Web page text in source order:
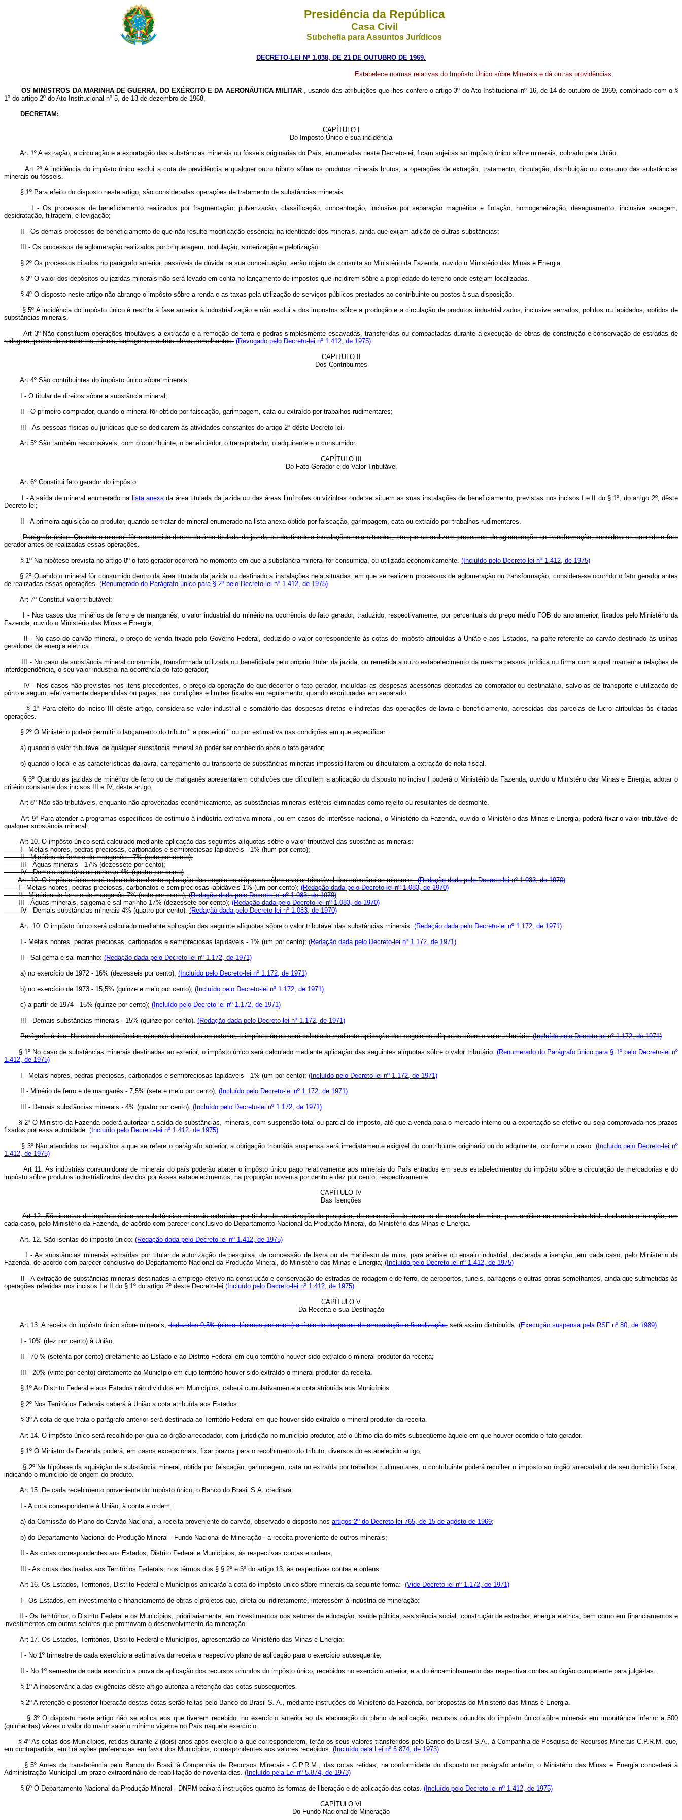
Presidência da República
Casa Civil
Subchefia para Assuntos Jurídicos
DECRETO-LEI Nº 1.038, DE 21 DE OUTUBRO DE 1969.
Estabelece normas relativas do Impôsto Único sôbre Minerais e dá outras providências.
OS MINISTROS DA MARINHA DE GUERRA, DO EXÉRCITO E DA AERONÁUTICA MILITAR, usando das atribuições que lhes confere o artigo 3º do Ato Institucional nº 16, de 14 de outubro de 1969, combinado com o §
1º do artigo 2º do Ato Institucional nº 5, de 13 de dezembro de 1968,
DECRETAM:
CAPÍTULO I
Do Imposto Único e sua incidência
Art 1º A extração, a circulação e a exportação das substâncias minerais ou fósseis originarias do País, enumeradas neste Decreto-lei, ficam sujeitas ao impôsto único sôbre minerais, cobrado pela União.
Art 2º A incidência do impôsto único exclui a cota de previdência e qualquer outro tributo sôbre os produtos minerais brutos, a operações de extração, tratamento, circulação, distribuição ou consumo das substâncias
minerais ou fósseis.
§ 1º Para efeito do disposto neste artigo, são consideradas operações de tratamento de substâncias minerais:
I - Os processos de beneficiamento realizados por fragmentação, pulverizacão, classificação, concentração, inclusive por separação magnética e flotação, homogeneização, desaguamento, inclusive secagem,
desidratação, filtragem, e levigação;
II - Os demais processos de beneficiamento de que não resulte modificação essencial na identidade dos minerais, ainda que exijam adição de outras substâncias;
III - Os processos de aglomeração realizados por briquetagem, nodulação, sinterização e pelotização.
§ 2º Os processos citados no parágrafo anterior, passíveis de dúvida na sua conceituação, serão objeto de consulta ao Ministério da Fazenda, ouvido o Ministério das Minas e Energia.
§ 3º O valor dos depósitos ou jazidas minerais não será levado em conta no lançamento de impostos que incidirem sôbre a propriedade do terreno onde estejam localizadas.
§ 4º O disposto neste artigo não abrange o impôsto sôbre a renda e as taxas pela utilização de serviços públicos prestados ao contribuinte ou postos à sua disposição.
§ 5º A incidência do impôsto único é restrita à fase anterior à industrialização e não exclui a dos impostos sôbre a produção e a circulação de produtos industrializados, inclusive serrados, polidos ou lapidados, obtidos de
substâncias minerais.
Art 3º Não constituem operações tributáveis a extração e a remoção de terra e pedras simplesmente escavadas, transferidas ou compactadas durante a execução de obras de construção e conservação de estradas de
rodagem, pistas de aeroportos, túneis, barragens e outras obras semelhantes. (Revogado pelo Decreto-lei nº 1.412, de 1975)
CAPíTULO II
Dos Contribuintes
Art 4º São contribuintes do impôsto único sôbre minerais:
I - O titular de direitos sôbre a substância mineral;
II - O primeiro comprador, quando o mineral fôr obtido por faiscação, garimpagem, cata ou extraído por trabalhos rudimentares;
III - As pessoas físicas ou jurídicas que se dedicarem às atividades constantes do artigo 2º dêste Decreto-lei.
Art 5º São também responsáveis, com o contribuinte, o beneficiador, o transportador, o adquirente e o consumidor.
CAPÍTULO III
Do Fato Gerador e do Valor Tributável
Art 6º Constitui fato gerador do impôsto:
I - A saída de mineral enumerado na lista anexada área titulada da jazida ou das áreas limítrofes ou vizinhas onde se situem as suas instalações de beneficiamento, previstas nos incisos I e II do § 1º, do artigo 2º, dêste
Decreto-lei;
II - A primeira aquisição ao produtor, quando se tratar de mineral enumerado na lista anexa obtido por faiscação, garimpagem, cata ou extraído por trabalhos rudimentares.
Parágrafo único. Quando o mineral fôr consumido dentro da área titulada da jazida ou destinado a instalações nela situadas, em que se realizem processos de aglomeração ou transformação, considera-se ocorrido o fato
gerador antes de realizadas essas operações.
§ 1º Na hipótese prevista no artigo 8º o fato gerador ocorrerá no momento em que a substância mineral for consumida, ou utilizada economicamente. (Incluído pelo Decreto-lei nº 1.412, de 1975)
§ 2º Quando o mineral fôr consumido dentro da área titulada da jazida ou destinado a instalações nela situadas, em que se realizem processos de aglomeração ou transformação, considera-se ocorrido o fato gerador antes
de realizadas essas operações. (Renumerado do Parágrafo único para § 2º pelo Decreto-lei nº 1.412, de 1975)
Art 7º Constituí valor tributável:
I - Nos casos dos minérios de ferro e de manganês, o valor industrial do minério na ocorrência do fato gerador, traduzido, respectivamente, por percentuais do preço médio FOB do ano anterior, fixados pelo Ministério da
Fazenda, ouvido o Ministério das Minas e Energia;
II - No caso do carvão mineral, o preço de venda fixado pelo Govêrno Federal, deduzido o valor correspondente às cotas do impôsto atribuídas à União e aos Estados, na parte referente ao carvão destinado às usinas
geradoras de energia elétrica.
III - No caso de substância mineral consumida, transformada utilizada ou beneficiada pelo próprio titular da jazida, ou remetida a outro estabelecimento da mesma pessoa jurídica ou firma com a qual mantenha relações de
interdependência, o seu valor industrial na ocorrência do fato gerador;
IV - Nos casos não previstos nos itens precedentes, o preço da operação de que decorrer o fato gerador, incluídas as despesas acessórias debitadas ao comprador ou destinatário, salvo as de transporte e utilização de
pôrto e seguro, efetivamente despendidas ou pagas, nas condições e limites fixados em regulamento, quando escrituradas em separado.
§ 1º Para efeito do inciso III dêste artigo, considera-se valor industrial e somatório das despesas diretas e indiretas das operações de lavra e beneficiamento, acrescidas das parcelas de lucro atribuídas às citadas
operações.
§ 2º O Ministério poderá permitir o lançamento do tributo " a posteriori " ou por estimativa nas condições em que especificar:
a) quando o valor tributável de qualquer substância mineral só poder ser conhecido após o fato gerador;
b) quando o local e as características da lavra, carregamento ou transporte de substâncias minerais impossibilitarem ou dificultarem a extração de nota fiscal.
§ 3º Quando as jazidas de minérios de ferro ou de manganês apresentarem condições que dificultem a aplicação do disposto no inciso I poderá o Ministério da Fazenda, ouvido o Ministério das Minas e Energia, adotar o
critério constante dos incisos III e IV, dêste artigo.
Art 8º Não são tributáveis, enquanto não aproveitadas econômicamente, as substâncias minerais estéreis eliminadas como rejeito ou resultantes de desmonte.
Art 9º Para atender a programas específicos de estimulo à indústria extrativa mineral, ou em casos de interêsse nacional, o Ministério da Fazenda, ouvido o Ministério das Minas e Energia, poderá fixar o valor tributável de
qualquer substância mineral.
Art 10. O impôsto único será calculado mediante aplicação das seguintes alíquotas sôbre o valor tributável das substâncias minerais:
I - Metais nobres, pedras preciosas, carbonados e semipreciosas lapidáveis - 1% (hum por cento);
II - Minérios de ferro e de manganês - 7% (sete por cento);
III - Águas minerais - 17% (dezessete por cento);
IV - Demais substâncias mineras 4% (quatro por cento)
Art. 10. O impôsto único será calculado mediante aplicação das seguintes alíquotas sôbre o valor tributável das substâncias minerais:(Redação dada pelo Decreto-lei nº 1.083, de 1970)
I - Metais nobres, pedras preciosas, carbonatos e semipreciosas lapidáveis 1% (um por cento);(Redação dada pelo Decreto-lei nº 1.083, de 1970)
II - Minérios de ferro e de manganês 7% (sete por cento);(Redação dada pelo Decreto-lei nº 1.083, de 1970)
III - Águas minerais, salgema e sal marinho 17% (dezessete por cento);(Redação dada pelo Decreto-lei nº 1.083, de 1970)
IV - Demais substâncias minerais 4% (quatro por cento).(Redação dada pelo Decreto-lei nº 1.083, de 1970)
Art. 10. O impôsto único será calculado mediante aplicação das seguinte alíquotas sôbre o valor tributável das substâncias minerais: (Redação dada pelo Decreto-lei nº 1.172, de 1971)
I - Metais nobres, pedras preciosas, carbonados e semipreciosas lapidáveis - 1% (um por cento); (Redação dada pelo Decreto-lei nº 1.172, de 1971)
II - Sal-gema e sal-marinho: (Redação dada pelo Decreto-lei nº 1.172, de 1971)
a) no exercício de 1972 - 16% (dezesseis por cento); (Incluído pelo Decreto-lei nº 1.172, de 1971)
b) no exercício de 1973 - 15,5% (quinze e meio por cento); (Incluído pelo Decreto-lei nº 1.172, de 1971)
c) a partir de 1974 - 15% (quinze por cento); (Incluído pelo Decreto-lei nº 1.172, de 1971)
III - Demais substâncias minerais - 15% (quinze por cento). (Redação dada pelo Decreto-lei nº 1.172, de 1971)
Parágrafo único. No caso de substâncias minerais destinadas ao exterior, o impôsto único será calculado mediante aplicação das seguintes alíquotas sôbre o valor tributário:(Incluído pelo Decreto-lei nº 1.172, de 1971)
§ 1º No caso de substâncias minerais destinadas ao exterior, o impôsto único será calculado mediante aplicação das seguintes alíquotas sôbre o valor tributário: (Renumerado do Parágrafo único para § 1º pelo Decreto-lei nº
1.412, de 1975)
I - Metais nobres, pedras preciosas, carbonados e semipreciosas lapidáveis - 1% (um por cento); (Incluído pelo Decreto-lei nº 1.172, de 1971)
II - Minério de ferro e de manganês - 7,5% (sete e meio por cento); (Incluído pelo Decreto-lei nº 1.172, de 1971)
III - Demais substâncias minerais - 4% (quatro por cento). (Incluído pelo Decreto-lei nº 1.172, de 1971)
§ 2º O Ministro da Fazenda poderá autorizar a saída de substâncias, minerais, com suspensão total ou parcial do imposto, até que a venda para o mercado interno ou a exportação se efetive ou seja comprovada nos prazos
fixados por essa autoridade. (Incluído pelo Decreto-lei nº 1.412, de 1975)
§ 3º Não atendidos os requisitos a que se refere o parágrafo anterior, a obrigação tributária suspensa será imediatamente exigível do contribuinte originário ou do adquirente, conforme o caso. (Incluído pelo Decreto-lei nº
1.412, de 1975)
Art 11. As indústrias consumidoras de minerais do país poderão abater o impôsto único pago relativamente aos minerais do País entrados em seus estabelecimentos do impôsto sôbre a circulação de mercadorias e do
impôsto sôbre produtos industrializados devidos por êsses estabelecimentos, na proporção noventa por cento e dez por cento, respectivamente.
CAPÍTULO IV
Das Isenções
Art 12. São isentas do impôsto único as substâncias minerais extraídas por titular de autorização de pesquisa, de concessão de lavra ou de manifesto de mina, para análise ou ensaio industrial, declarada a isenção, em
cada caso, pelo Ministério da Fazenda, de acôrdo com parecer conclusivo do Departamento Nacional da Produção Mineral, do Ministério das Minas e Energia.
Art. 12. São isentas do imposto único: (Redação dada pelo Decreto-lei nº 1.412, de 1975)
I - As substâncias minerais extraídas por titular de autorização de pesquisa, de concessão de lavra ou de manifesto de mina, para análise ou ensaio industrial, declarada a isenção, em cada caso, pelo Ministério da
Fazenda, de acordo com parecer conclusivo do Departamento Nacional da Produção Mineral, do Ministério das Minas e Energia; (Incluído pelo Decreto-lei nº 1.412, de 1975)
II - A extração de substâncias minerais destinadas a emprego efetivo na construção e conservação de estradas de rodagem e de ferro, de aeroportos, túneis, barragens e outras obras semelhantes, ainda que submetidas às
operações referidas nos incisos I e II do § 1º do artigo 2º deste Decreto-lei.(Incluído pelo Decreto-lei nº 1.412, de 1975)
CAPÍTULO V
Da Receita e sua Destinação
Art 13. A receita do impôsto único sôbre minerais, deduzidos 0,5% (cinco décimos por cento) a título de despesas de arrecadação e fiscalização, será assim distribuída: (Execução suspensa pela RSF nº 80, de 1989)
I - 10% (dez por cento) à União;
II - 70 % (setenta por cento) diretamente ao Estado e ao Distrito Federal em cujo território houver sido extraído o mineral produtor da receita;
III - 20% (vinte por cento) diretamente ao Município em cujo território houver sido extraído o mineral produtor da receita.
§ 1º Ao Distrito Federal e aos Estados não divididos em Municípios, caberá cumulativamente a cota atribuída aos Municípios.
§ 2º Nos Territórios Federais caberá à União a cota atribuída aos Estados.
§ 3º A cota de que trata o parágrafo anterior será destinada ao Território Federal em que houver sido extraído o mineral produtor da receita.
Art 14. O impôsto único será recolhido por guia ao órgão arrecadador, com jurisdição no município produtor, até o último dia do mês subseqüente àquele em que houver ocorrido o fato gerador.
§ 1º O Ministro da Fazenda poderá, em casos excepcionais, fixar prazos para o recolhimento do tributo, diversos do estabelecido artigo;
§ 2º Na hipótese da aquisição de substância mineral, obtida por faiscação, garimpagem, cata ou extraída por trabalhos rudimentares, o contribuinte poderá recolher o imposto ao órgão arrecadador de seu domicílio fiscal,
indicando o município de origem do produto.
Art 15. De cada recebimento proveniente do impôsto único, o Banco do Brasil S.A. creditará:
I - A cota correspondente à União, à conta e ordem:
a) da Comissão do Plano do Carvão Nacional, a receita proveniente do carvão, observado o disposto nos artigos 2º do Decreto-lei 765, de 15 de agôsto de 1969;
b) do Departamento Nacional de Produção Mineral - Fundo Nacional de Mineração - a receita proveniente de outros minerais;
II - As cotas correspondentes aos Estados, Distrito Federal e Municípios, às respectivas contas e ordens;
III - As cotas destinadas aos Territórios Federais, nos têrmos dos § § 2º e 3º do artigo 13, às respectivas contas e ordens.
Art 16. Os Estados, Territórios, Distrito Federal e Municípios aplicarão a cota do impôsto único sôbre minerais da seguinte forma: (Vide Decreto-lei nº 1.172, de 1971)
I - Os Estados, em investimento e financiamento de obras e projetos que, direta ou indiretamente, interessem à indústria de mineração:
II - Os territórios, o Distrito Federal e os Municípios, prioritariamente, em investimentos nos setores de educação, saúde pública, assistência social, construção de estradas, energia elétrica, bem como em financiamentos e
investimentos em outros setores que promovam o desenvolvimento da mineração.
Art 17. Os Estados, Territórios, Distrito Federal e Municípios, apresentarão ao Ministério das Minas e Energia:
I - No 1º trimestre de cada exercício a estimativa da receita e respectivo plano de aplicação para o exercício subsequente;
II - No 1º semestre de cada exercício a prova da aplicação dos recursos oriundos do impôsto único, recebidos no exercício anterior, e a do éncaminhamento das respectiva contas ao órgão competente para julgá-Ias.
§ 1º A inobservância das exigências dêste artigo autoriza a retenção das cotas subsequentes.
§ 2º A retenção e posterior liberação destas cotas serão feitas pelo Banco do Brasil S. A., mediante instruções do Ministério da Fazenda, por propostas do Ministério das Minas e Energia.
§ 3º O disposto neste artigo não se aplica aos que tiverem recebido, no exercício anterior ao da elaboração do plano de aplicação, recursos oriundos do impôsto único sôbre minerais em importância inferior a 500
(quinhentas) vêzes o valor do maior salário mínimo vigente no País naquele exercício.
§ 4º As cotas dos Municípios, retidas durante 2 (dois) anos após exercício a que corresponderem, terão os seus valores transferidos pelo Banco do Brasil S.A., à Companhia de Pesquisa de Recursos Minerais C.P.R.M. que,
em contrapartida, emitirá ações preferencias em favor dos Municípios, correspondentes aos valores recebidos. (Incluído pela Lei nº 5.874, de 1973)
§ 5º Antes da transferência pelo Banco do Brasil à Companhia de Recursos Minerais - C.P.R.M., das cotas retidas, na conformidade do disposto no parágrafo anterior, o Ministério das Minas e Energia concederá à
Administração Municipal um prazo extraordinário de reabilitação de noventa dias. (Incluído pela Lei nº 5.874, de 1973)
§ 6º O Departamento Nacional da Produção Mineral - DNPM baixará instruções quanto às formas de liberação e de aplicação das cotas. (Incluído pelo Decreto-lei nº 1.412, de 1975)
CAPÍTULO VI
Do Fundo Nacional de Mineração